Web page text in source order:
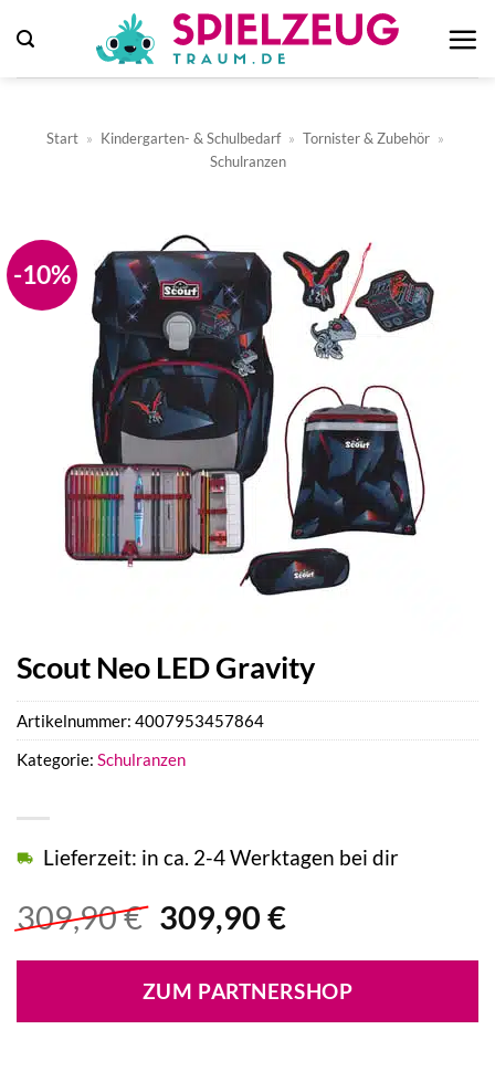
Inhalt
springen
Start » Kindergarten- & Schulbedarf » Tornister & Zubehör »
Schulranzen
-10%
Scout Neo LED Gravity
309,90€ Ursprünglicher
war:
309,90 €
309,90 €Aktueller
ist:
309,90 €.
Lieferzeit: in ca. 2-4 Werktagen bei dir
ZUM PARTNERSHOP
Artikelnummer: 4007953457864
Kategorie: Schulranzen